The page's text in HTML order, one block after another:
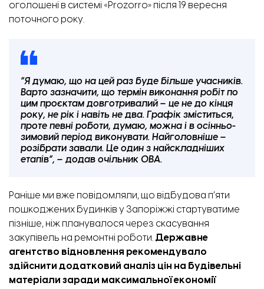
оголошені в системі «Prozorro» після 19 вересня
поточного року.
“Я думаю, що на цей раз буде більше учасників.
Варто зазначити, що термін виконання робіт по
цим проєктам довготривалий – це не до кінця
року, не рік і навіть не два. Графік зміститься,
проте певні роботи, думаю, можна і в осінньо-
зимовий період виконувати. Найголовніше –
розібрати завали. Це один з найскладніших
етапів”, – додав очільник ОВА.
Раніше ми вже повідомляли, що відбудова п’яти
пошкоджених будинків у Запоріжжі стартуватиме
пізніше, ніж планувалося через скасування
закупівель на ремонтні роботи. Державне
агентство відновлення рекомендувало
здійснити додатковий аналіз цін на будівельні
матеріали заради максимальної економії